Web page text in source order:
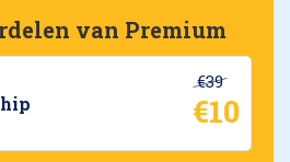
van Premium
€39
€10